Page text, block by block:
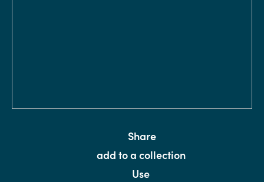
Share
add to a collection
Use